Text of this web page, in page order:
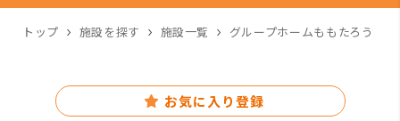
トップ 施設を探す 施設一覧 グループホームももたろう
お気に入り登録